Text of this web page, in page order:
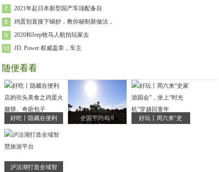
2021年起日本新型国产车须配备自
鸡蛋别直接下锅炒，教你秘制新做法，
2020和Jeep牧马人航拍玩家去
JD. Power 权威盖章，车主
随便看看
好吃丨隐藏在便利 全国平均40.9 好玩丨周六来“史
泸沽湖打造全域智